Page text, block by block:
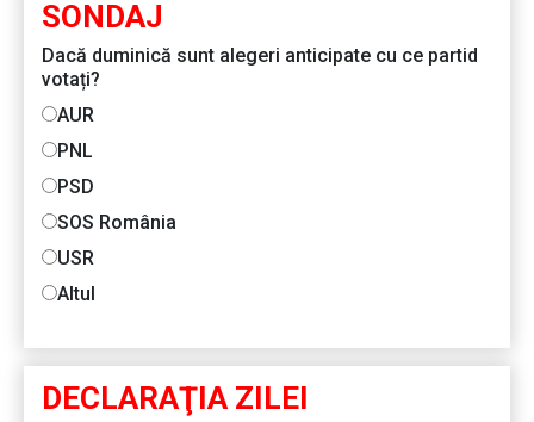
SONDAJ
Dacă duminică sunt alegeri anticipate cu ce partid
votați?
AUR
PNL
PSD
SOS România
USR
Altul
DECLARAŢIA ZILEI